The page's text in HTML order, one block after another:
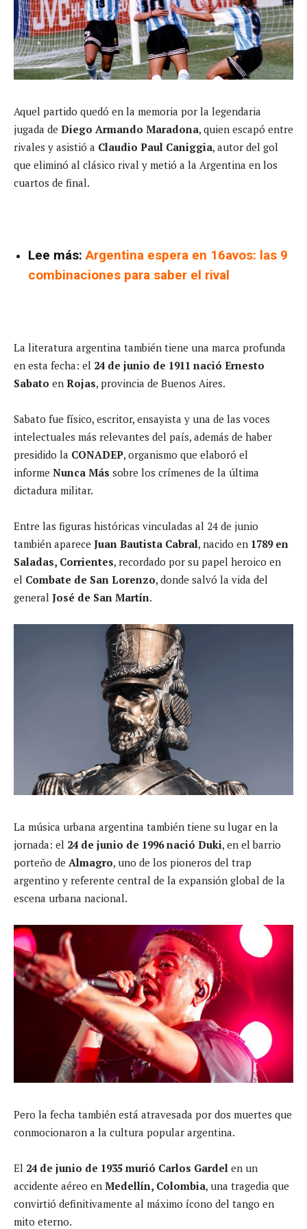
Aquel partido quedó en la memoria por la legendaria
jugada de Diego Armando Maradona, quien escapó entre
rivales y asistió a Claudio Paul Caniggia, autor del gol
que eliminó al clásico rival y metió a la Argentina en los
cuartos de final.
Lee más:Argentina espera en 16avos: las 9
combinaciones para saber el rival
La literatura argentina también tiene una marca profunda
en esta fecha: el 24 de junio de 1911 nació Ernesto
Sabato en Rojas, provincia de Buenos Aires.
Sabato fue físico, escritor, ensayista y una de las voces
intelectuales más relevantes del país, además de haber
presidido la CONADEP, organismo que elaboró el
informe Nunca Más sobre los crímenes de la última
dictadura militar.
Entre las figuras históricas vinculadas al 24 de junio
también aparece Juan Bautista Cabral, nacido en 1789 en
Saladas, Corrientes, recordado por su papel heroico en
el Combate de San Lorenzo, donde salvó la vida del
general José de San Martín.
La música urbana argentina también tiene su lugar en la
jornada: el 24 de junio de 1996 nació Duki, en el barrio
porteño de Almagro, uno de los pioneros del trap
argentino y referente central de la expansión global de la
escena urbana nacional.
Pero la fecha también está atravesada por dos muertes que
conmocionaron a la cultura popular argentina.
El 24 de junio de 1935 murió Carlos Gardel en un
accidente aéreo en Medellín, Colombia, una tragedia que
convirtió definitivamente al máximo ícono del tango en
mito eterno.